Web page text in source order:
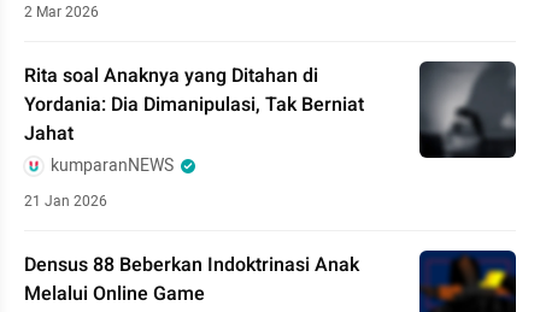
2 Mar 2026
Rita soal Anaknya yang Ditahan di
Yordania: Dia Dimanipulasi, Tak Berniat
Jahat
kumparanNEWS
21 Jan 2026
Densus 88 Beberkan Indoktrinasi Anak
Melalui Online Game